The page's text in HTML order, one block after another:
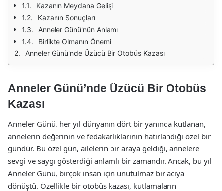
Kazanın Meydana Gelişi
Kazanın Sonuçları
Anneler Günü'nün Anlamı
Birlikte Olmanın Önemi
Anneler Günü'nde Üzücü Bir Otobüs Kazası
Anneler Günü’nde Üzücü Bir Otobüs
Kazası
Anneler Günü, her yıl dünyanın dört bir yanında kutlanan,
annelerin değerinin ve fedakarlıklarının hatırlandığı özel bir
gündür. Bu özel gün, ailelerin bir araya geldiği, annelere
sevgi ve saygı gösterdiği anlamlı bir zamandır. Ancak, bu yıl
Anneler Günü, birçok insan için unutulmaz bir acıya
dönüştü. Özellikle bir otobüs kazası, kutlamaların